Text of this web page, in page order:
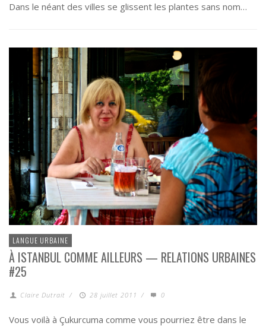
Dans le néant des villes se glissent les plantes sans nom…
LANGUE URBAINE
À ISTANBUL COMME AILLEURS — RELATIONS URBAINES
#25
Claire Dutrait / 28 juillet 2011 / 0
Vous voilà à Çukurcuma comme vous pourriez être dans le